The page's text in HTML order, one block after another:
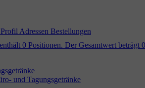
Adressen Bestellungen
0 Positionen. Der Gesamtwert beträgt
und Tagungsgetränke